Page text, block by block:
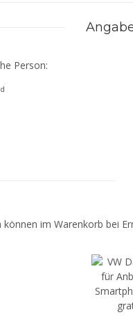
Person:
können im Warenkorb bei